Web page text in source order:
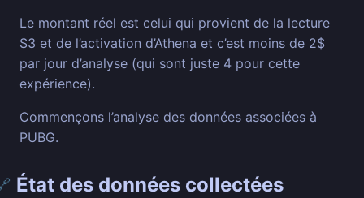
Le montant réel est celui qui provient de la lecture
S3 et de l’activation d’Athena et c’est moins de 2$
par jour d’analyse (qui sont juste 4 pour cette
expérience).
Commençons l’analyse des données associées à
PUBG.
État des données collectées